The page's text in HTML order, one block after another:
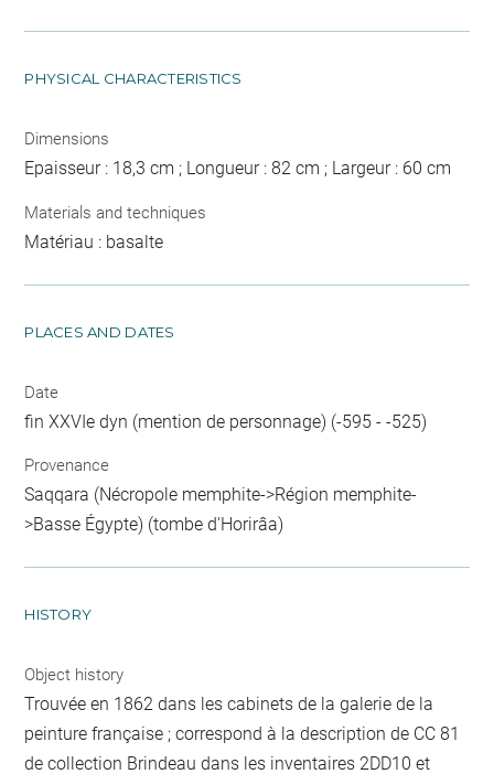
PHYSICAL CHARACTERISTICS
Dimensions
Epaisseur : 18,3 cm ; Longueur : 82 cm ; Largeur : 60 cm
Materials and techniques
Matériau : basalte
PLACES AND DATES
Date
fin XXVIe dyn (mention de personnage) (-595 - -525)
Provenance
Saqqara (Nécropole memphite->Région memphite-
>Basse Égypte) (tombe d'Horirâa)
HISTORY
Object history
Trouvée en 1862 dans les cabinets de la galerie de la
peinture française ; correspond à la description de CC 81
de collection Brindeau dans les inventaires 2DD10 et